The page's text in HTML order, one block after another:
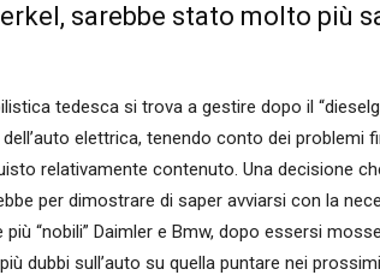
sarebbe stato molto più
tedesca si trova a gestire dopo il
elettrica, tenendo conto dei problemi
relativamente contenuto. Una decisione
per dimostrare di saper avviarsi con la
“nobili” Daimler e Bmw, dopo essersi
dubbi sull’auto su quella puntare nei